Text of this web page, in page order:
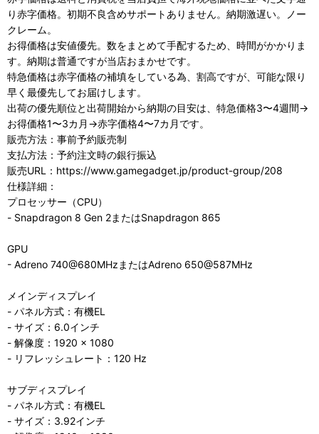
り赤字価格。初期不良含めサポートありません。納期激遅い。ノー
クレーム。
お得価格は安値優先。数をまとめて手配するため、時間がかかりま
す。納期は普通ですが当店おまかせです。
特急価格は赤字価格の補填をしている為、割高ですが、可能な限り
早く最優先してお届けします。
出荷の優先順位と出荷開始から納期の目安は、特急価格3〜4週間→
お得価格1〜3カ月→赤字価格4〜7カ月です。
販売方法：事前予約販売制
支払方法：予約注文時の銀行振込
販売URL：https://www.gamegadget.jp/product-group/208
仕様詳細：
プロセッサー（CPU）
- Snapdragon 8 Gen 2またはSnapdragon 865
GPU
- Adreno 740@680MHzまたはAdreno 650@587MHz
メインディスプレイ
- パネル方式：有機EL
- サイズ：6.0インチ
- 解像度：1920 × 1080
- リフレッシュレート：120 Hz
サブディスプレイ
- パネル方式：有機EL
- サイズ：3.92インチ